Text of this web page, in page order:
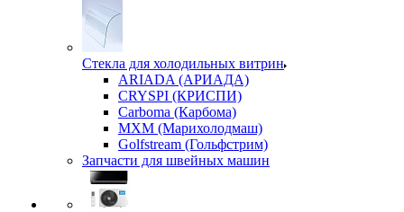
Стекла для холодильных витрин
ARIADA (АРИАДА)
CRYSPI (КРИСПИ)
Carboma (Карбома)
MXM (Марихолодмаш)
Golfstream (Гольфстрим)
Запчасти для швейных машин